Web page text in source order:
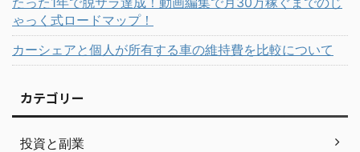
ゃっく式ロードマップ！
カーシェアと個人が所有する車の維持費を比較について
カテゴリー
投資と副業